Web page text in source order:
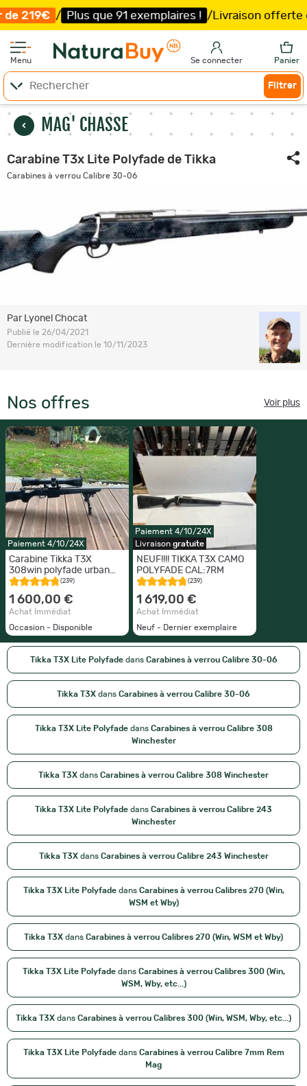
que 91 exemplaires ! /Livraison offerte et
Menu Se connecter Panier
Filtrer
MAG' CHASSE
Carabine T3x Lite Polyfade de Tikka
Carabines à verrou Calibre 30-06
Par Lyonel Chocat
Publié le 26/04/2021
Dernière modification le 10/11/2023
Nos offres Voir plus
Paiement 4/10/24X
Carabine Tikka T3X
308win polyfade urban
camo
(239)
1 600,00 €
Achat Immédiat
Occasion - Disponible
Paiement 4/10/24X
Livraison gratuite
NEUF!!!! TIKKA T3X CAMO
POLYFADE CAL:7RM
(239)
1 619,00 €
Achat Immédiat
Neuf - Dernier exemplaire
Tikka T3X Lite Polyfadedans Carabines à verrou Calibre 30-06
Tikka T3X dans Carabines à verrou Calibre 30-06
Tikka T3X Lite Polyfadedans Carabines à verrou Calibre 308
Winchester
Tikka T3X dans Carabines à verrou Calibre 308 Winchester
Tikka T3X Lite Polyfade dans Carabines à verrou Calibre 243
Winchester
Tikka T3Xdans Carabines à verrou Calibre 243 Winchester
Tikka T3X Lite Polyfadedans Carabines à verrou Calibres 270 (Win,
WSM et Wby)
Tikka T3X dans Carabines à verrou Calibres 270 (Win, WSM et Wby)
Tikka T3X Lite Polyfadedans Carabines à verrou Calibres 300 (Win,
WSM, Wby, etc...)
Tikka T3X dans Carabines à verrou Calibres 300 (Win, WSM, Wby, etc...)
Tikka T3X Lite Polyfadedans Carabines à verrou Calibre 7mm Rem
Mag